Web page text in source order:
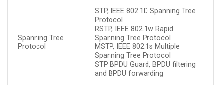
Spanning Tree
Protocol
STP, IEEE 802.1D Spanning Tree
Protocol
RSTP, IEEE 802.1w Rapid
Spanning Tree Protocol
MSTP, IEEE 802.1s Multiple
Spanning Tree Protocol
STP BPDU Guard, BPDU filtering
and BPDU forwarding